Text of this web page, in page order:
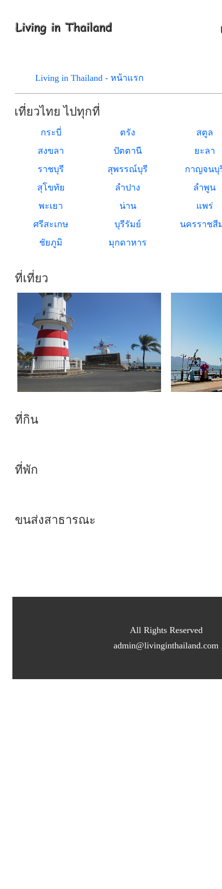
Living in Thailand - หน้าแรก
เที่ยวไทย ไปทุกที่
กระบี่ ตรัง
สตูล
สงขลา
ปัตตานี
ยะลา
ราชบุรี
สุพรรณ์บุรี
กาญจนบุ
สุโขทัย
ลำปาง
ลำพูน
พะเยา
น่าน
แพร่
ศรีสะเกษ
บุรีรัมย์
นครราชสี
ชัยภูมิ
มุกดาหาร
ที่เที่ยว
ที่กิน
ที่พัก
ขนส่งสาธารณะ
All Rights Reserved
admin@livinginthailand.com